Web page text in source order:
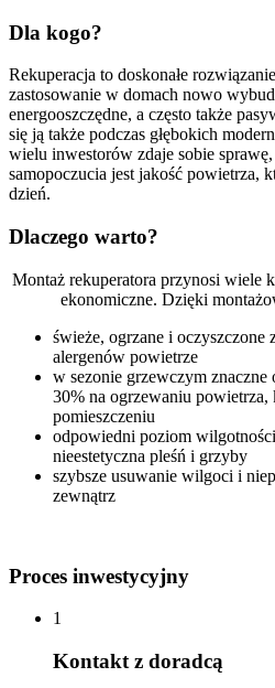
Dla kogo?
Rekuperacja to doskonałe
zastosowanie w domach nowo
energooszczędne, a często także
się ją także podczas głębokich
wielu inwestorów zdaje sobie
samopoczucia jest jakość powietrza,
dzień.
Dlaczego warto?
Montaż rekuperatora przynosi wiele
ekonomiczne. Dzięki
świeże, ogrzane i oczyszczone
alergenów powietrze
w sezonie grzewczym znaczne
30% na ogrzewaniu powietrza,
pomieszczeniu
odpowiedni poziom
nieestetyczna pleśń i grzyby
szybsze usuwanie wilgoci i
zewnątrz
Proces inwestycyjny
1
Kontakt z doradcą